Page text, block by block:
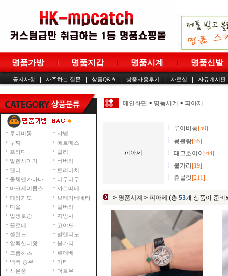
명품가방 명품지갑 명품시계 명품신발
공지사항 자주하는 질문 상품Q&A 상품사용후기 자료실 자유게시판
루이비통
샤넬
구찌
에르메스
프라다
발리
발렌시아가
버버리
펜디
토리버치
돌체앤가바나
미우미우
마크제이콥스
까르띠에
페라가모
보테가베네타
디올
멀버리
입생로랑
지방시
끌로에
고야드
셀린느
발렌티노
알렉산더왕
불가리
크롬하츠
로에베
백팩 종류
기타
사은품
더로우
메인화면 > 명품시계 > 피아제
피아제
루이비통[50]
몽블랑[35]
태그호이어 [64]
불가리 [19]
휴블럿 [211]
> 명품시계 > 피아제 (총 53개 상품이 준비